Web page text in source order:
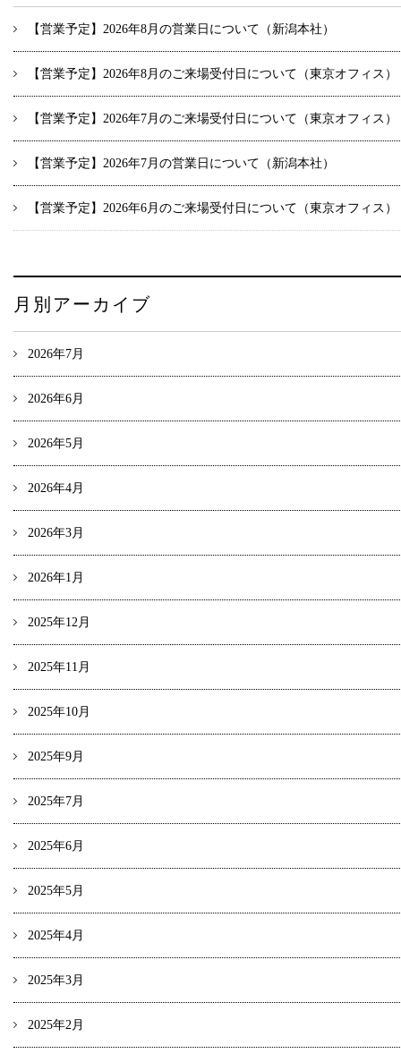
【営業予定】2026年8月の営業日について（新潟本社）
【営業予定】2026年8月のご来場受付日について（東京オフィス）
【営業予定】2026年7月のご来場受付日について（東京オフィス）
【営業予定】2026年7月の営業日について（新潟本社）
【営業予定】2026年6月のご来場受付日について（東京オフィス）
月別アーカイブ
2026年7月
2026年6月
2026年5月
2026年4月
2026年3月
2026年1月
2025年12月
2025年11月
2025年10月
2025年9月
2025年7月
2025年6月
2025年5月
2025年4月
2025年3月
2025年2月